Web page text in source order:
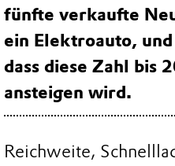
fünfte verkaufte
ein Elektroauto,
dass diese Zahl bis
ansteigen wird.
Reichweite,